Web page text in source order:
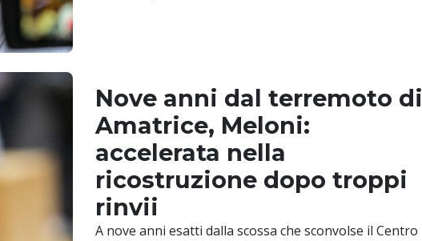
Nove anni dal terremoto di
Amatrice, Meloni:
accelerata nella
ricostruzione dopo troppi
rinvii
A nove anni esatti dalla scossa che sconvolse il Centro